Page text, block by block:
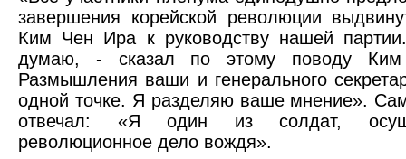
завершения корейской революции
Ким Чен Ира к руководству нашей
думаю, - сказал по этому поводу
Размышления ваши и генерального
одной точке. Я разделяю ваше мнение».
отвечал: «Я один из солдат,
революционное дело вождя».